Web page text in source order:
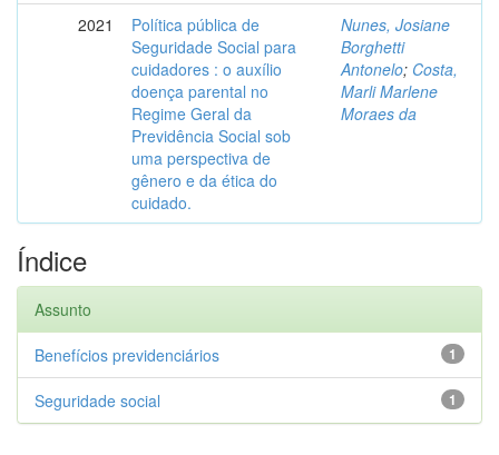
2021
Política pública de
Seguridade Social para
cuidadores : o auxílio
doença parental no
Regime Geral da
Previdência Social sob
uma perspectiva de
gênero e da ética do
cuidado.
Nunes, Josiane
Borghetti
Antonelo; Costa,
Marli Marlene
Moraes da
Índice
Assunto
1
Benefícios previdenciários
1
Seguridade social